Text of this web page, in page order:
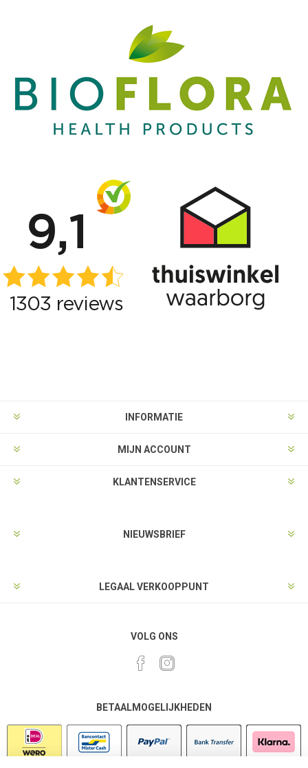
INFORMATIE
MIJN ACCOUNT
KLANTENSERVICE
NIEUWSBRIEF
LEGAAL VERKOOPPUNT
VOLG ONS
BETAALMOGELIJKHEDEN